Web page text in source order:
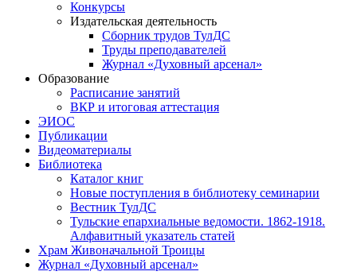
Конкурсы
Издательская деятельность
Сборник трудов ТулДС
Труды преподавателей
Журнал «Духовный арсенал»
Образование
Расписание занятий
ВКР и итоговая аттестация
ЭИОС
Публикации
Видеоматериалы
Библиотека
Каталог книг
Новые поступления в библиотеку семинарии
Вестник ТулДС
Тульские епархиальные ведомости. 1862-1918.
Алфавитный указатель статей
Храм Живоначальной Троицы
Журнал «Духовный арсенал»